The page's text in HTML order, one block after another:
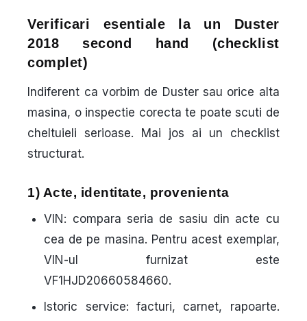
Verificari esentiale la un Duster
2018 second hand (checklist
complet)
Indiferent ca vorbim de Duster sau orice alta
masina, o inspectie corecta te poate scuti de
cheltuieli serioase. Mai jos ai un checklist
structurat.
1) Acte, identitate, provenienta
VIN : compara seria de sasiu din acte cu
cea de pe masina. Pentru acest exemplar,
VIN-ul furnizat este
VF1HJD20660584660.
Istoric service: facturi, carnet, rapoarte.